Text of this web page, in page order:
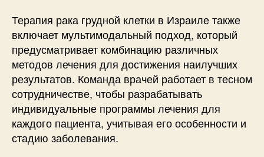
Терапия рака грудной клетки в Израиле также
включает мультимодальный подход, который
предусматривает комбинацию различных
методов лечения для достижения наилучших
результатов. Команда врачей работает в тесном
сотрудничестве, чтобы разрабатывать
индивидуальные программы лечения для
каждого пациента, учитывая его особенности и
стадию заболевания.